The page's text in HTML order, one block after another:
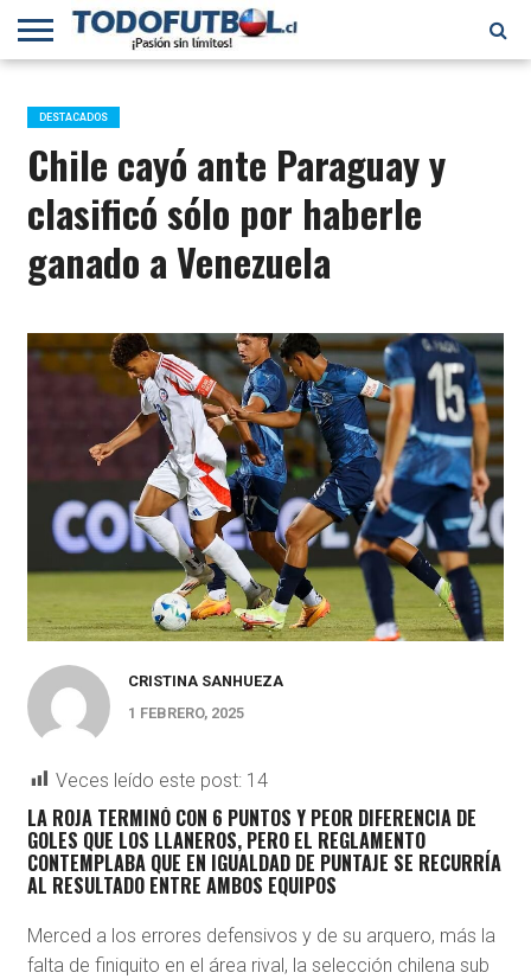
PRIMERA
B
SELECCIÓN
CHILENA
CHILENOS
EN EL
MUNDO
FÚTBOL
INTERNACIONAL
DESTACADOS
Chile cayó ante Paraguay y
clasificó sólo por haberle
ganado a Venezuela
CRISTINA SANHUEZA
1 FEBRERO, 2025
Veces leído este post: 14
LA ROJA TERMINÓ CON 6 PUNTOS Y PEOR DIFERENCIA DE
GOLES QUE LOS LLANEROS, PERO EL REGLAMENTO
CONTEMPLABA QUE EN IGUALDAD DE PUNTAJE SE RECURRÍA
AL RESULTADO ENTRE AMBOS EQUIPOS
Merced a los errores defensivos y de su arquero, más la
falta de finiquito en el área rival, la selección chilena sub